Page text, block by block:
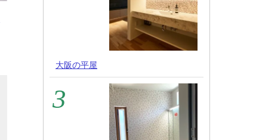
大阪の平屋